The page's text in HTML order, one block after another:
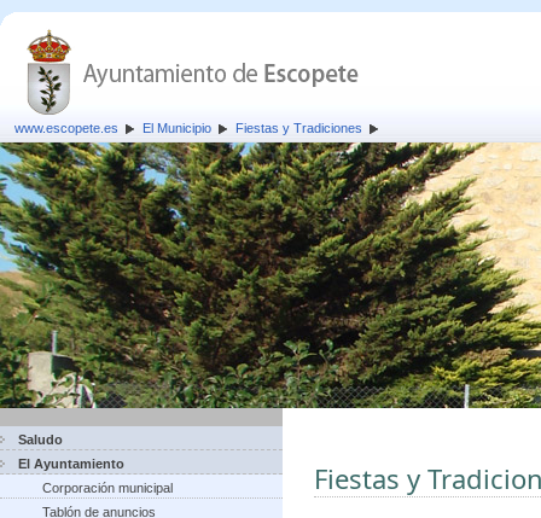
www.escopete.es El Municipio Fiestas y Tradiciones
Saludo
El Ayuntamiento
Corporación municipal
Tablón de anuncios
Fiestas y